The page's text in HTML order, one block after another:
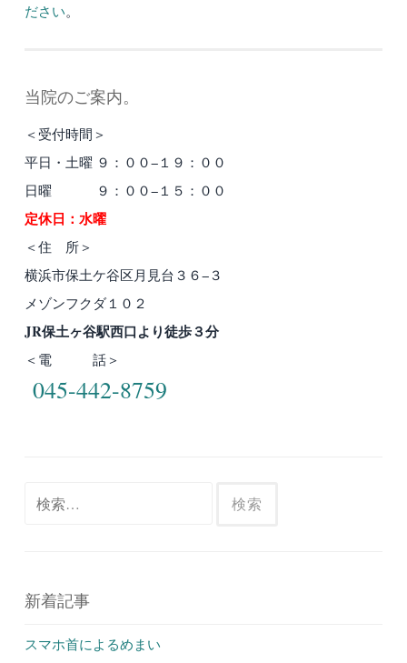
ださい。
当院のご案内。
＜受付時間＞
平日・土曜 ９：００−１９：００
日曜 ９：００−１５：００
定休日：水曜
＜住 所＞
横浜市保土ケ谷区月見台３６−３
メゾンフクダ１０２
JR保土ヶ谷駅西口より徒歩３分
＜電 話＞
045-442-8759
新着記事
スマホ首によるめまい